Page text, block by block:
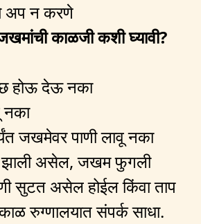
अप न करणे
काळजी कशी घ्यावी?
होऊ देऊ नका
जखमेवर पाणी लावू नका
असेल, जखम फुगली
सुटत असेल होईल किंवा ताप
रुग्णालयात संपर्क साधा.